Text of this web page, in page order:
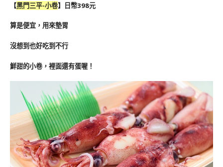
【黑門三平-小卷】日幣398元
算是便宜，用來墊胃
沒想到也好吃到不行
鮮甜的小卷，裡面還有蛋喔！